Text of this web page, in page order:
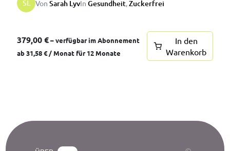
SL Von Sarah LyvIn Gesundheit,Zuckerfrei
379,00€–verfügbar im Abonnement
ab31,58€ / Monat für 12 Monate
In den
Warenkorb